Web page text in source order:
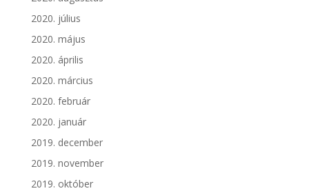
2020. július
2020. május
2020. április
2020. március
2020. február
2020. január
2019. december
2019. november
2019. október